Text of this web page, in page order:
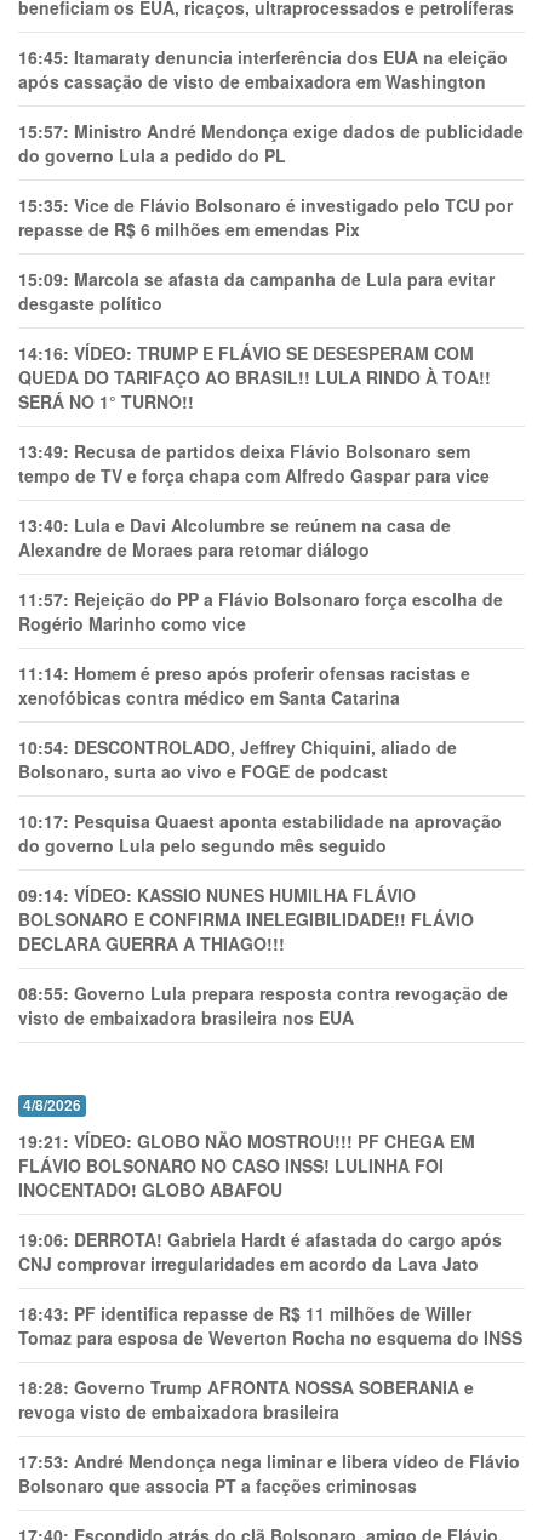
beneficiam os EUA, ricaços, ultraprocessados e petrolíferas
16:45: Itamaraty denuncia interferência dos EUA na eleição
após cassação de visto de embaixadora em Washington
15:57: Ministro André Mendonça exige dados de publicidade
do governo Lula a pedido do PL
15:35: Vice de Flávio Bolsonaro é investigado pelo TCU por
repasse de R$ 6 milhões em emendas Pix
15:09: Marcola se afasta da campanha de Lula para evitar
desgaste político
14:16: VÍDEO: TRUMP E FLÁVIO SE DESESPERAM COM
QUEDA DO TARIFAÇO AO BRASIL!! LULA RINDO À TOA!!
SERÁ NO 1° TURNO!!
13:49: Recusa de partidos deixa Flávio Bolsonaro sem
tempo de TV e força chapa com Alfredo Gaspar para vice
13:40: Lula e Davi Alcolumbre se reúnem na casa de
Alexandre de Moraes para retomar diálogo
11:57: Rejeição do PP a Flávio Bolsonaro força escolha de
Rogério Marinho como vice
11:14: Homem é preso após proferir ofensas racistas e
xenofóbicas contra médico em Santa Catarina
10:54: DESCONTROLADO, Jeffrey Chiquini, aliado de
Bolsonaro, surta ao vivo e FOGE de podcast
10:17: Pesquisa Quaest aponta estabilidade na aprovação
do governo Lula pelo segundo mês seguido
09:14: VÍDEO: KASSIO NUNES HUMlLHA FLÁVIO
BOLSONARO E CONFIRMA INELEGIBILIDADE!! FLÁVIO
DECLARA GUERRA A THIAGO!!!
08:55: Governo Lula prepara resposta contra revogação de
visto de embaixadora brasileira nos EUA
4/8/2026
19:21: VÍDEO: GLOBO NÃO MOSTROU!!! PF CHEGA EM
FLÁVIO BOLSONARO NO CASO INSS! LULINHA FOI
INOCENTADO! GLOBO ABAFOU
19:06: DERROTA! Gabriela Hardt é afastada do cargo após
CNJ comprovar irregularidades em acordo da Lava Jato
18:43: PF identifica repasse de R$ 11 milhões de Willer
Tomaz para esposa de Weverton Rocha no esquema do INSS
18:28: Governo Trump AFRONTA NOSSA SOBERANIA e
revoga visto de embaixadora brasileira
17:53: André Mendonça nega liminar e libera vídeo de Flávio
Bolsonaro que associa PT a facções criminosas
17:40: Escondido atrás do clã Bolsonaro, amigo de Flávio,